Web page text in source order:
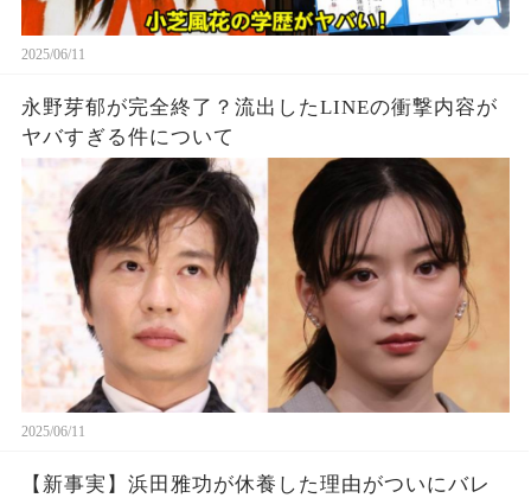
2025/06/11
永野芽郁が完全終了？流出したLINEの衝撃内容が
ヤバすぎる件について
2025/06/11
【新事実】浜田雅功が休養した理由がついにバレ